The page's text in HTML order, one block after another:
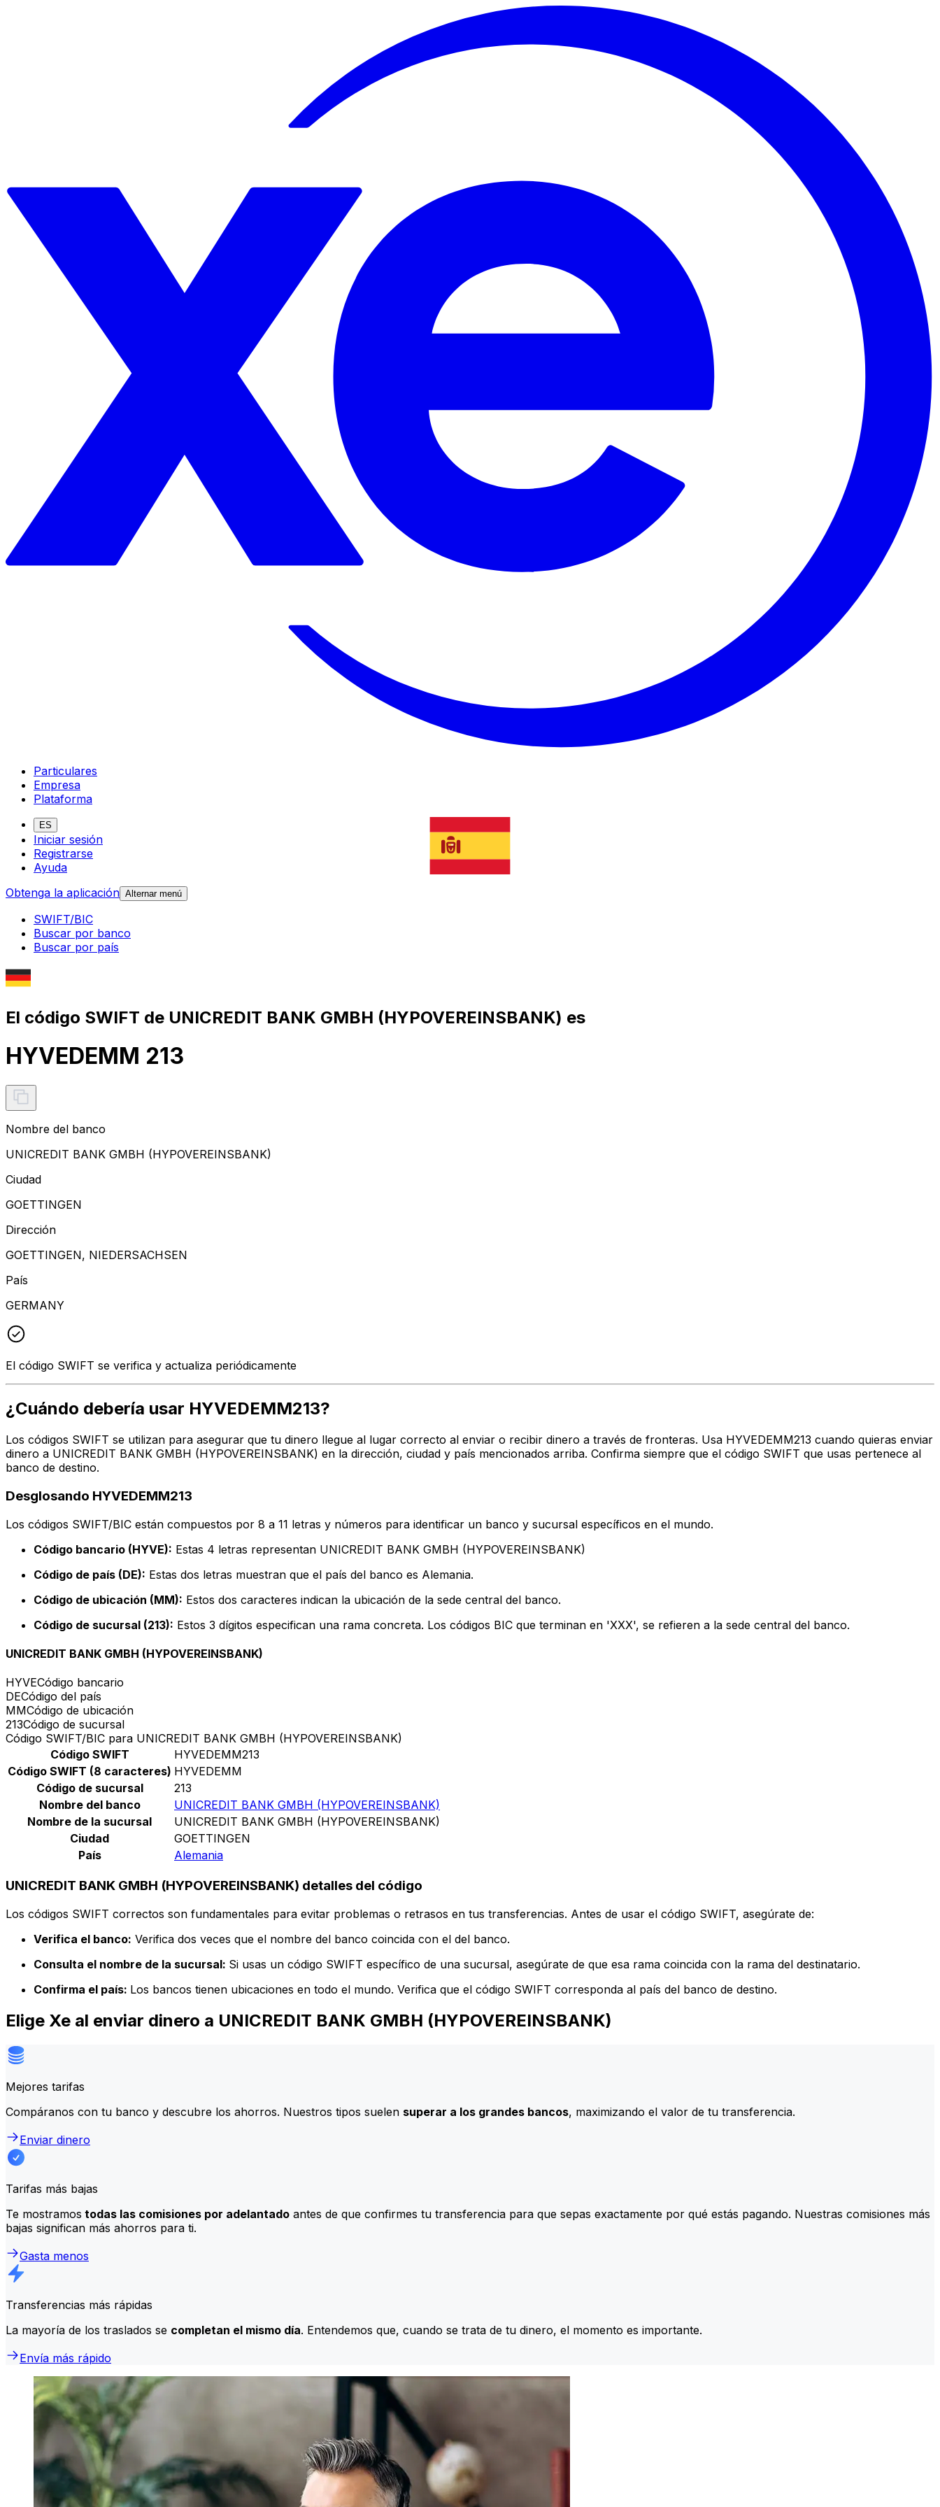
Particulares
Empresa
Plataforma
ES
Iniciar sesión
Registrarse
Ayuda
Obtenga la aplicación Alternar menú
SWIFT/BIC
Buscar por banco
Buscar por país
El código SWIFT de UNICREDIT BANK GMBH (HYPOVEREINSBANK) es
HYVEDEMM 213
Nombre del banco
UNICREDIT BANK GMBH (HYPOVEREINSBANK)
Ciudad
GOETTINGEN
Dirección
GOETTINGEN, NIEDERSACHSEN
País
GERMANY
El código SWIFT se verifica y actualiza periódicamente
¿Cuándo debería usar HYVEDEMM213?
Los códigos SWIFT se utilizan para asegurar que tu dinero llegue al lugar correcto al enviar o recibir dinero a través de fronteras. Usa HYVEDEMM213 cuando quieras enviar
dinero a UNICREDIT BANK GMBH (HYPOVEREINSBANK) en la dirección, ciudad y país mencionados arriba. Confirma siempre que el código SWIFT que usas pertenece al
banco de destino.
Desglosando HYVEDEMM213
Los códigos SWIFT/BIC están compuestos por 8 a 11 letras y números para identificar un banco y sucursal específicos en el mundo.
Código bancario (HYVE): Estas 4 letras representan UNICREDIT BANK GMBH (HYPOVEREINSBANK)
Código de país (DE): Estas dos letras muestran que el país del banco es Alemania.
Código de ubicación (MM): Estos dos caracteres indican la ubicación de la sede central del banco.
Código de sucursal (213): Estos 3 dígitos especifican una rama concreta. Los códigos BIC que terminan en 'XXX', se refieren a la sede central del banco.
UNICREDIT BANK GMBH (HYPOVEREINSBANK)
HYVECódigo bancario
DECódigo del país
MMCódigo de ubicación
213Código de sucursal
Código SWIFT/BIC para UNICREDIT BANK GMBH (HYPOVEREINSBANK)
Código SWIFT
HYVEDEMM213
Código SWIFT (8 caracteres) HYVEDEMM
Código de sucursal
213
Nombre del banco
UNICREDIT BANK GMBH (HYPOVEREINSBANK)
Nombre de la sucursal
UNICREDIT BANK GMBH (HYPOVEREINSBANK)
Ciudad
GOETTINGEN
País
Alemania
UNICREDIT BANK GMBH (HYPOVEREINSBANK) detalles del código
Los códigos SWIFT correctos son fundamentales para evitar problemas o retrasos en tus transferencias. Antes de usar el código SWIFT, asegúrate de:
Verifica el banco: Verifica dos veces que el nombre del banco coincida con el del banco.
Consulta el nombre de la sucursal: Si usas un código SWIFT específico de una sucursal, asegúrate de que esa rama coincida con la rama del destinatario.
Confirma el país: Los bancos tienen ubicaciones en todo el mundo. Verifica que el código SWIFT corresponda al país del banco de destino.
Elige Xe al enviar dinero a UNICREDIT BANK GMBH (HYPOVEREINSBANK)
Mejores tarifas
Compáranos con tu banco y descubre los ahorros. Nuestros tipos suelen superar a los grandes bancos, maximizando el valor de tu transferencia.
Enviar dinero
Tarifas más bajas
Te mostramos todas las comisiones por adelantado antes de que confirmes tu transferencia para que sepas exactamente por qué estás pagando. Nuestras comisiones más
bajas significan más ahorros para ti.
Gasta menos
Transferencias más rápidas
La mayoría de los traslados se completan el mismo día. Entendemos que, cuando se trata de tu dinero, el momento es importante.
Envía más rápido